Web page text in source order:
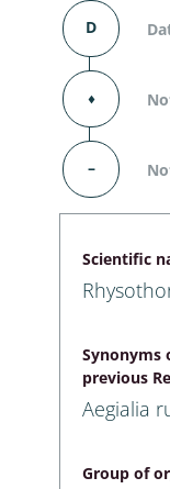
D
⬧
–
Scientific
Synonyms
previous
Aegialia
Group of